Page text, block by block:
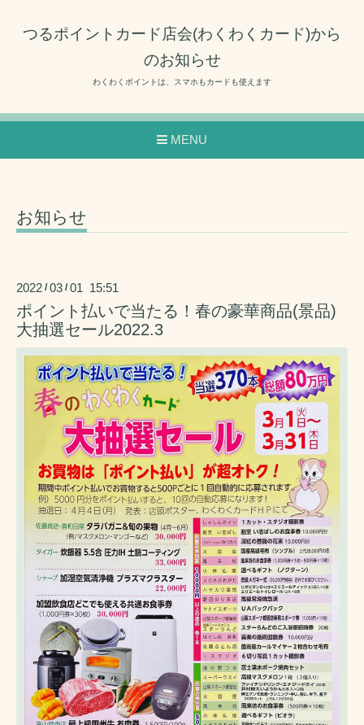
つるポイントカード店会(わくわくカード)から
のお知らせ
わくわくポイントは、スマホもカードも使えます
MENU
お知らせ
2022 /03 /01 15:51
ポイント払いで当たる！春の豪華商品(景品)
大抽選セール2022.3